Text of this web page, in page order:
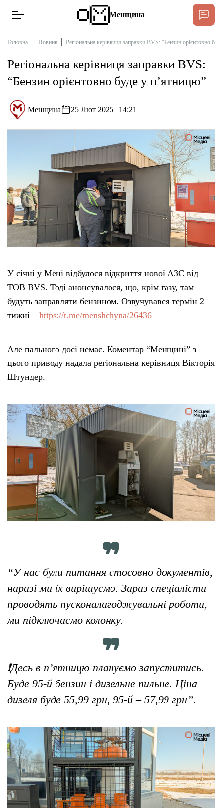
Новини
Інтерв’ю
Про нас
Бюджет
Тендери
Довідник
Контакти
Підтримати «місцевих»
Редакційна політика
Етичний кодекс
Менщина
Головна Новини Регіональна керівниця заправки BVS: “Бензин орієнтовно
Регіональна керівниця заправки BVS:
“Бензин орієнтовно буде у п’ятницю”
Менщина 25 Лют 2025 | 14:21
У січні у Мені відбулося відкриття нової АЗС від
ТОВ BVS. Тоді анонсувалося, що, крім газу, там
будуть заправляти бензином. Озвучувався термін 2
тижні – https://t.me/menshchyna/26436
Але пального досі немає. Коментар “Менщині” з
цього приводу надала регіональна керівниця Вікторія
Штундер.
“У нас були питання стосовно документів,
наразі ми їх вирішуємо. Зараз спеціалісти
проводять пусконалагоджувальні роботи,
ми підключаємо колонку.
❗️Десь в п’ятницю плануємо запуститись.
Буде 95-й бензин і дизельне пильне. Ціна
дизеля буде 55,99 грн, 95-й – 57,99 грн”.